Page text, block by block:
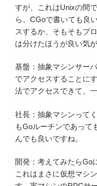
すが、これはUnixの間
ら、CGoで書いても良
スするか、そもそもプ
は分けたほうが良い気
基盤：抽象マシンサー
でアクセスすることに
法でアクセスできて、
社長：抽象マシンって
もGoルーチンであって
んでも良いですね。
開発：考えてみたらGo
これはまさに仮想マシ